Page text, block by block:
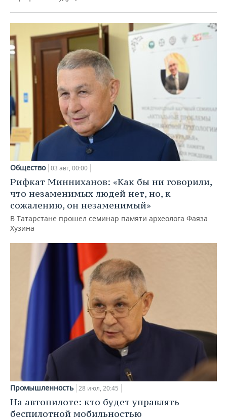
Общество 03 авг, 00:00
Рифкат Минниханов: «Как бы ни говорили,
что незаменимых людей нет, но, к
сожалению, он незаменимый»
В Татарстане прошел семинар памяти археолога Фаяза
Хузина
Промышленность 28 июл, 20:45
На автопилоте: кто будет управлять
беспилотной мобильностью